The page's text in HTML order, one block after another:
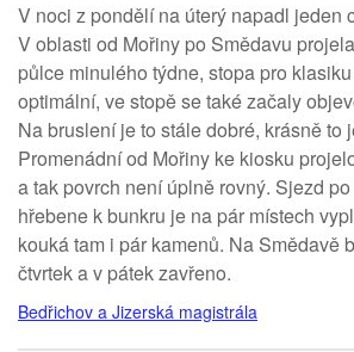
V noci z pondělí na úterý napadl jeden
V oblasti od Mořiny po Smědavu
půlce minulého týdne, stopa pro
optimální, ve stopě se také začaly
Na bruslení je to stále dobré, krásně to
Promenádní od Mořiny ke kiosku
a tak povrch není úplně rovný. Sjezd
hřebene k bunkru je na pár místech
kouká tam i pár kamenů. Na Smědavě
čtvrtek a v pátek zavřeno.
Bedřichov a Jizerská magistrála